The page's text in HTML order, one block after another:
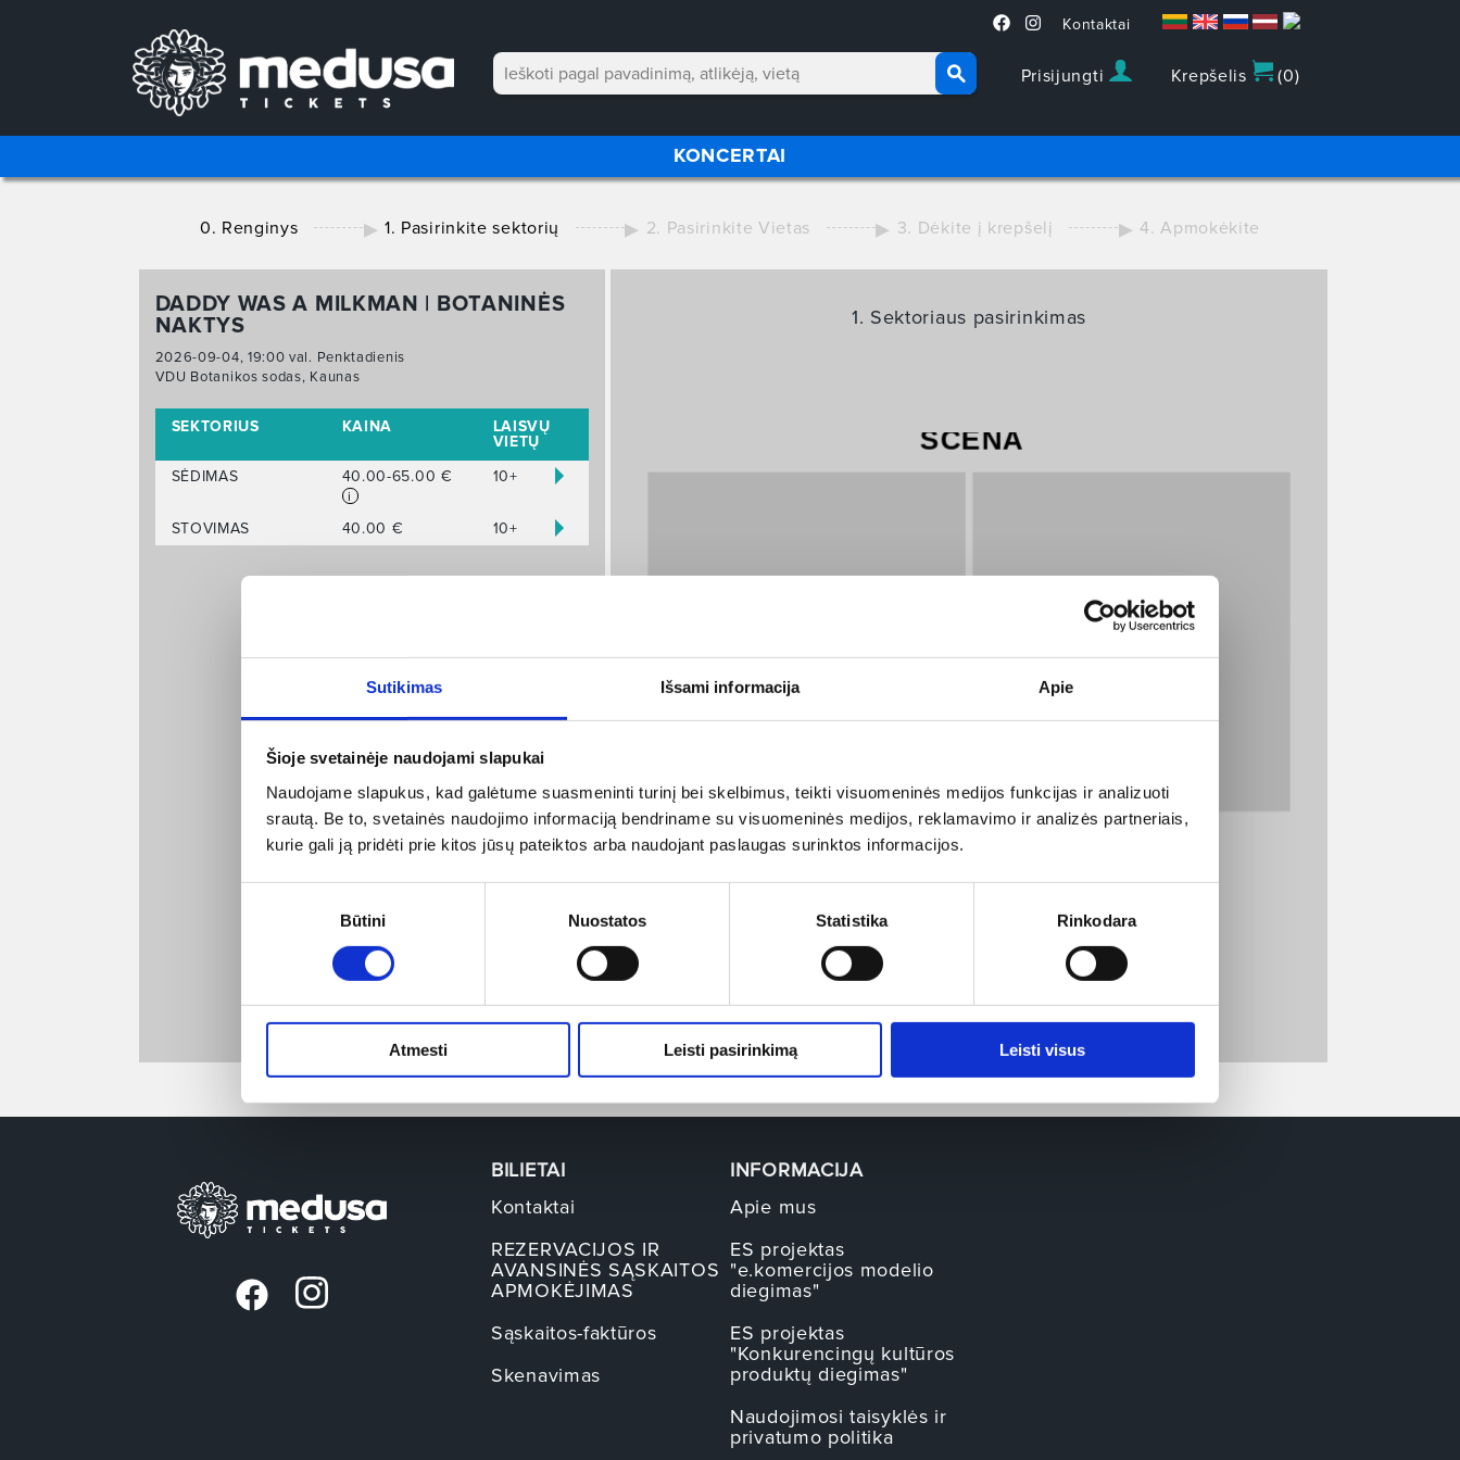
Sutikimas Išsami informacija Apie
Šioje svetainėje naudojami slapukai
Naudojame slapukus, kad galėtume suasmeninti turinį bei skelbimus, teikti visuomeninės medijos funkcijas ir analizuoti
srautą. Be to, svetainės naudojimo informaciją bendriname su visuomeninės medijos, reklamavimo ir analizės partneriais,
kurie gali ją pridėti prie kitos jūsų pateiktos arba naudojant paslaugas surinktos informacijos.
Būtini Nuostatos Statistika Rinkodara
Atmesti Leisti pasirinkimą Leisti visus
Kontaktai
Krepšelis (0)
Prisijungti
KONCERTAI
0. Renginys 1. Pasirinkite sektorių 2. Pasirinkite Vietas 3. Dėkite į krepšelį 4. Apmokėkite
DADDY WAS A MILKMAN | BOTANINĖS
NAKTYS
2026-09-04, 19:00 val. Penktadienis
VDU Botanikos sodas, Kaunas
SEKTORIUS KAINA
LAISVŲ
VIETŲ
SĖDIMAS
40.00-65.00 €
i
10+
STOVIMAS 40.00 € 10+
1. Sektoriaus pasirinkimas
SCENA
Esamas bilietų kainas pamatysite užvedę pelytę ant sektoriaus.
Jeigu sektorius pažymėtas žvaigždute, tai reiškia,
jog sektorius yra apsaugotas slaptažodžiu.
BILIETAI
Kontaktai
REZERVACIJOS IR
AVANSINĖS SĄSKAITOS
APMOKĖJIMAS
Sąskaitos-faktūros
Skenavimas
INFORMACIJA
Apie mus
ES projektas
"e.komercijos modelio
diegimas"
ES projektas
"Konkurencingų kultūros
produktų diegimas"
Naudojimosi taisyklės ir
privatumo politika